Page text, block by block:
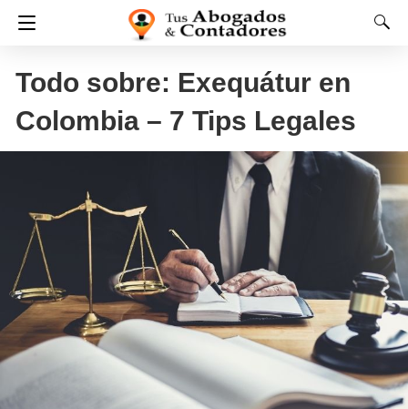
Todo sobre: Exequátur en
Colombia – 7 Tips Legales